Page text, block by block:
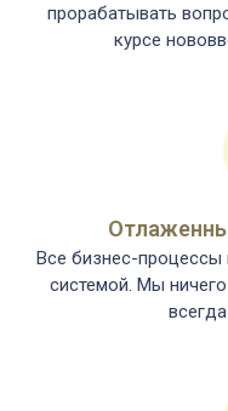
прорабатывать
курсе
Все бизнес-процессы
системой. Мы